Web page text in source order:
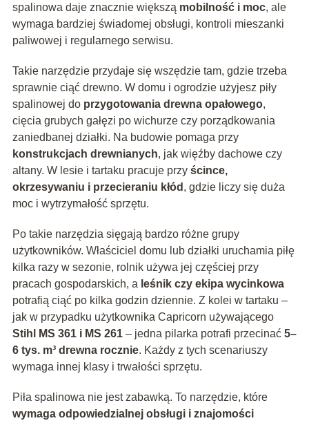
spalinowa daje znacznie większą mobilność i moc, ale
wymaga bardziej świadomej obsługi, kontroli mieszanki
paliwowej i regularnego serwisu.
Takie narzędzie przydaje się wszędzie tam, gdzie trzeba
sprawnie ciąć drewno. W domu i ogrodzie użyjesz piły
spalinowej do przygotowania drewna opałowego,
cięcia grubych gałęzi po wichurze czy porządkowania
zaniedbanej działki. Na budowie pomaga przy
konstrukcjach drewnianych, jak więźby dachowe czy
altany. W lesie i tartaku pracuje przy ścince,
okrzesywaniu i przecieraniu kłód , gdzie liczy się duża
moc i wytrzymałość sprzętu.
Po takie narzędzia sięgają bardzo różne grupy
użytkowników. Właściciel domu lub działki uruchamia piłę
kilka razy w sezonie, rolnik używa jej częściej przy
pracach gospodarskich, a leśnik czy ekipa wycinkowa
potrafią ciąć po kilka godzin dziennie. Z kolei w tartaku –
jak w przypadku użytkownika Capricorn używającego
Stihl MS 361 i MS 261– jedna pilarka potrafi przecinać 5–
6 tys. m³ drewna rocznie. Każdy z tych scenariuszy
wymaga innej klasy i trwałości sprzętu.
Piła spalinowa nie jest zabawką. To narzędzie, które
wymaga odpowiedzialnej obsługi i znajomości